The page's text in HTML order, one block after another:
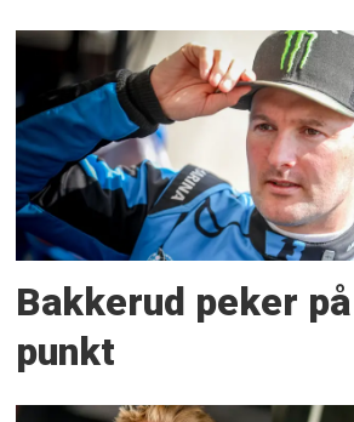
Bakkerud peker
punkt